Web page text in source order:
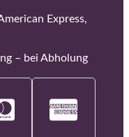
Express,
– bei Abholung